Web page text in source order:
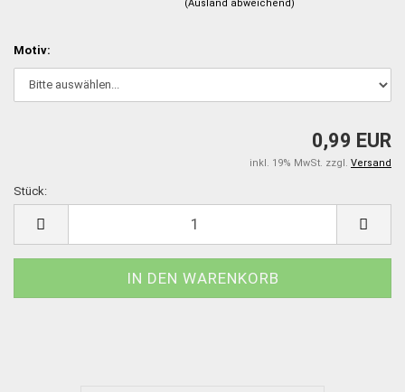
(Ausland abweichend)
Motiv:
0,99 EUR
inkl. 19% MwSt. zzgl. Versand
Stück: